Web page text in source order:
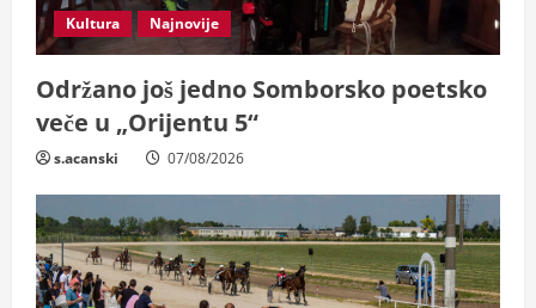
Kultura Najnovije
Održano još jedno Somborsko poetsko
veče u „Orijentu 5“
s.acanski 07/08/2026